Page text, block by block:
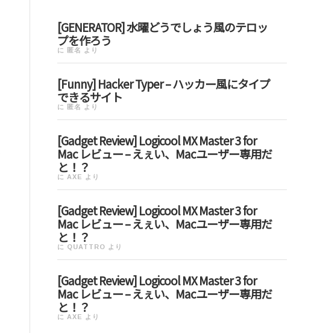
[GENERATOR] 水曜どうでしょう風のテロッ
プを作ろう
に 匿名 より
[Funny] Hacker Typer – ハッカー風にタイプ
できるサイト
に 匿名 より
[Gadget Review] Logicool MX Master 3 for
Mac レビュー – えぇい、Macユーザー専用だ
と！？
に AXE より
[Gadget Review] Logicool MX Master 3 for
Mac レビュー – えぇい、Macユーザー専用だ
と！？
に QUATTRO より
[Gadget Review] Logicool MX Master 3 for
Mac レビュー – えぇい、Macユーザー専用だ
と！？
に AXE より